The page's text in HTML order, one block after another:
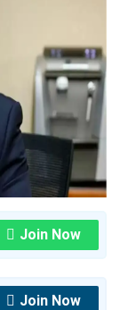
Join Now
Join Now